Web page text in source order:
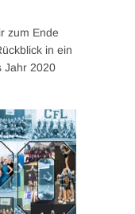
zum Ende
in ein
Jahr 2020